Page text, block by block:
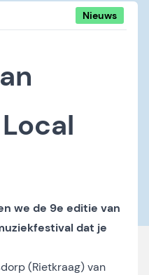
Nieuws
we de 9e editie van
dat je
(Rietkraag) van